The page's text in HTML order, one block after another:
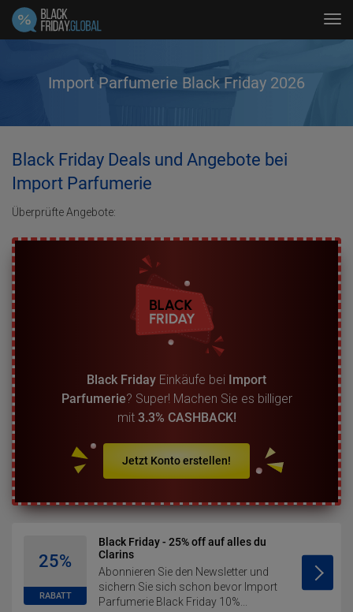
Import Parfumerie Black Friday 2026
Black Friday Deals und Angebote bei
Import Parfumerie
Überprüfte Angebote:
Black Friday Einkäufe bei Import
Parfumerie? Super! Machen Sie es billiger
mit 3.3% CASHBACK!
Jetzt Konto erstellen!
25%
RABATT
Black Friday - 25% off auf alles du
Clarins
Abonnieren Sie den Newsletter und
sichern Sie sich schon bevor Import
Parfumerie Black Friday 10%...